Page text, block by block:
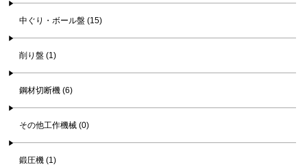
中ぐり・ボール盤 (15)
削り盤 (1)
鋼材切断機 (6)
その他工作機械 (0)
鍛圧機 (1)